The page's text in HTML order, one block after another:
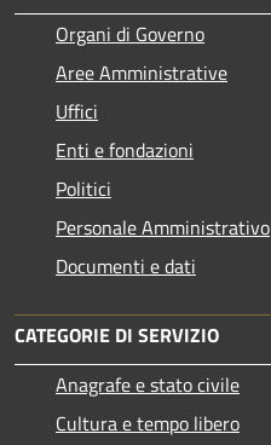
Organi di Governo
Aree Amministrative
Uffici
Enti e fondazioni
Politici
Personale Amministrativo
Documenti e dati
CATEGORIE DI SERVIZIO
Anagrafe e stato civile
Cultura e tempo libero